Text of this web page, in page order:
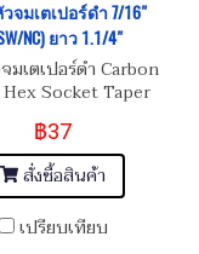
จมเตเปอร์ดำ 7/16"
NC) ยาว 1.1/4"
มเตเปอร์ดำ Carbon
Socket Taper
7/16" (BSW/NC)
฿37
สั่งซื้อสินค้า
เปรียบเทียบ